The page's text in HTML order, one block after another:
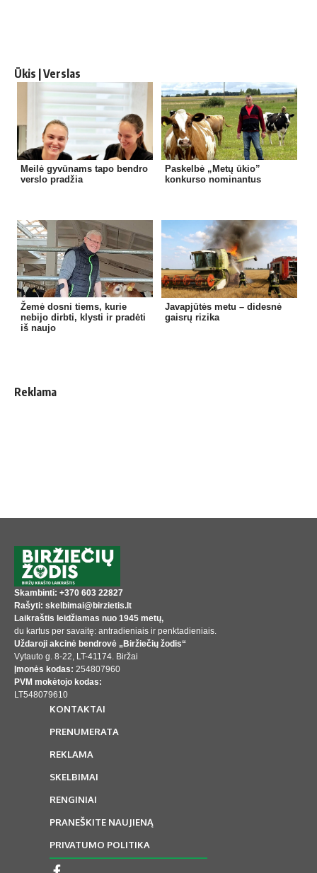
Ūkis | Verslas
Meilė gyvūnams tapo bendro
verslo pradžia
Paskelbė „Metų ūkio”
konkurso nominantus
Žemė dosni tiems, kurie
nebijo dirbti, klysti ir pradėti
iš naujo
Javapjūtės metu – didesnė
gaisrų rizika
Reklama
Skambinti: +370 603 22827
Rašyti: skelbimai@birzietis.lt
Laikraštis leidžiamas nuo 1945 metų,
du kartus per savaitę: antradieniais ir penktadieniais.
Uždaroji akcinė bendrovė „Biržiečių žodis“
Vytauto g. 8-22, LT-41174. Biržai
Įmonės kodas: 254807960
PVM mokėtojo kodas:
LT548079610
KONTAKTAI
PRENUMERATA
REKLAMA
SKELBIMAI
RENGINIAI
PRANEŠKITE NAUJIENĄ
PRIVATUMO POLITIKA